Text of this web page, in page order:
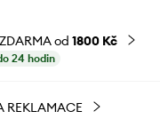
od 1800 Kč
24 hodin
REKLAMACE